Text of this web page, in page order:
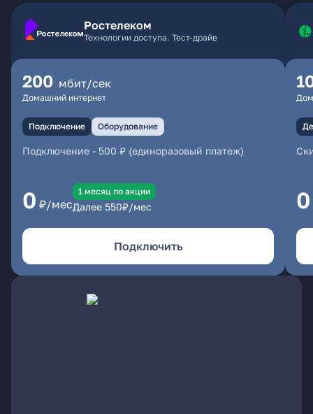
Ростелеком
Технологии доступа. Тест-драйв
200 мбит/сек
Домашний интернет
Подключение Оборудование
Подключение - 500 ₽ (единоразовый платеж)
0 ₽/мес
1 месяц по акции
Далее 550₽/мес
Подключить
0